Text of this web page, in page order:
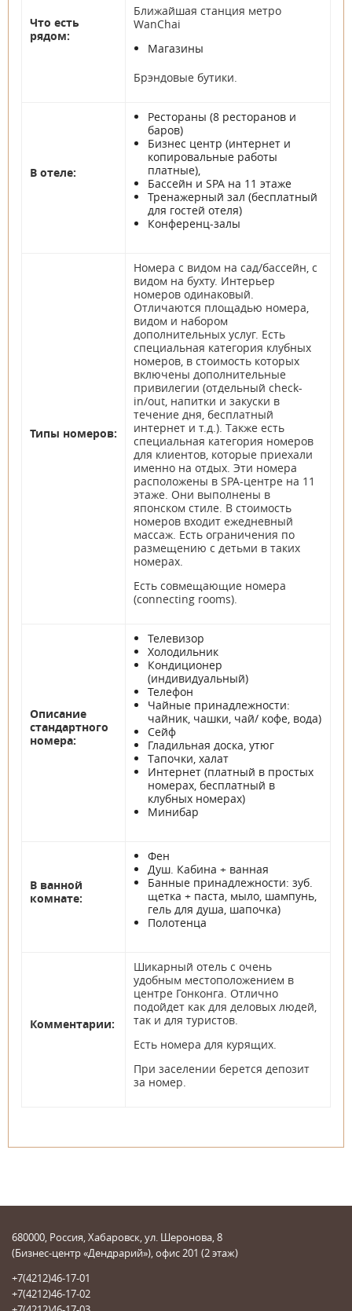
Что есть
рядом:
Ближайшая станция метро
WanChai
Магазины
Брэндовые бутики.
В отеле:
Рестораны (8 ресторанов и
баров)
Бизнес центр (интернет и
копировальные работы
платные),
Бассейн и SPA на 11 этаже
Тренажерный зал (бесплатный
для гостей отеля)
Конференц-залы
Типы номеров:
Номера с видом на сад/бассейн, с
видом на бухту. Интерьер
номеров одинаковый.
Отличаются площадью номера,
видом и набором
дополнительных услуг. Есть
специальная категория клубных
номеров, в стоимость которых
включены дополнительные
привилегии (отдельный check-
in/out, напитки и закуски в
течение дня, бесплатный
интернет и т.д.). Также есть
специальная категория номеров
для клиентов, которые приехали
именно на отдых. Эти номера
расположены в SPA-центре на 11
этаже. Они выполнены в
японском стиле. В стоимость
номеров входит ежедневный
массаж. Есть ограничения по
размещению с детьми в таких
номерах.
Есть совмещающие номера
(connecting rooms).
Описание
стандартного
номера:
Телевизор
Холодильник
Кондиционер
(индивидуальный)
Телефон
Чайные принадлежности:
чайник, чашки, чай/ кофе, вода)
Сейф
Гладильная доска, утюг
Тапочки, халат
Интернет (платный в простых
номерах, бесплатный в
клубных номерах)
Минибар
В ванной
комнате:
Фен
Душ. Кабина + ванная
Банные принадлежности: зуб.
щетка + паста, мыло, шампунь,
гель для душа, шапочка)
Полотенца
Комментарии:
Шикарный отель с очень
удобным местоположением в
центре Гонконга. Отлично
подойдет как для деловых людей,
так и для туристов.
Есть номера для курящих.
При заселении берется депозит
за номер.
680000, Россия, Хабаровск, ул. Шеронова, 8
(Бизнес-центр «Дендрарий»), офис 201 (2 этаж)
+7(4212)46-17-01
+7(4212)46-17-02